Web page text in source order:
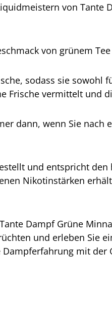
von
von grünem
sodass sie
Frische vermittelt und
dann, wenn Sie nach
und entspricht
Nikotinstärken
Dampf Grüne
und erleben Sie
mit der